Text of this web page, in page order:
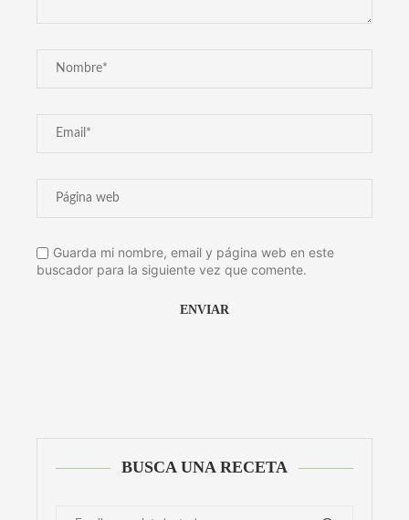
Guarda mi nombre, email y página web en este
buscador para la siguiente vez que comente.
BUSCA UNA RECETA